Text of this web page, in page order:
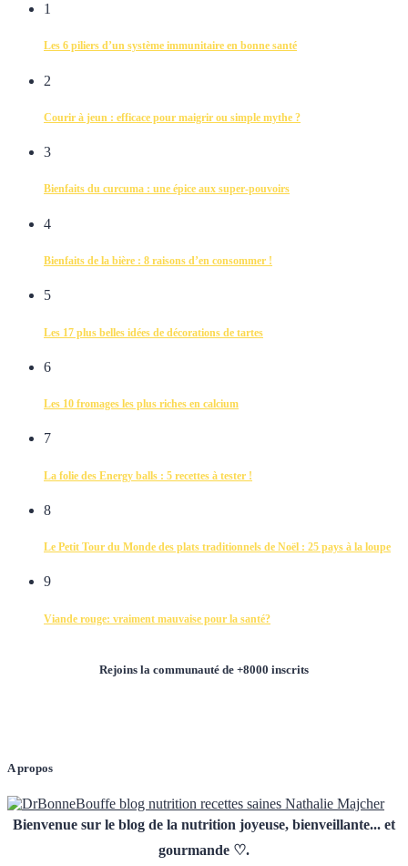
1
Les 6 piliers d’un système immunitaire en bonne santé
2
Courir à jeun : efficace pour maigrir ou simple mythe ?
3
Bienfaits du curcuma : une épice aux super-pouvoirs
4
Bienfaits de la bière : 8 raisons d’en consommer !
5
Les 17 plus belles idées de décorations de tartes
6
Les 10 fromages les plus riches en calcium
7
La folie des Energy balls : 5 recettes à tester !
8
Le Petit Tour du Monde des plats traditionnels de Noël : 25 pays à la loupe
9
Viande rouge: vraiment mauvaise pour la santé?
Rejoins la communauté de +8000 inscrits
A propos
Bienvenue sur le blog de la nutrition joyeuse, bienveillante... et
gourmande ♡.